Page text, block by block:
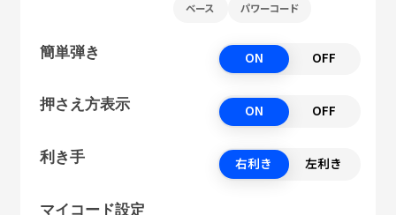
ベース パワーコード
簡単弾き ON OFF
押さえ方表示 ON OFF
利き手 右利き 左利き
マイコード設定